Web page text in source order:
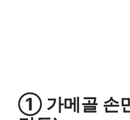
① 가메골 손